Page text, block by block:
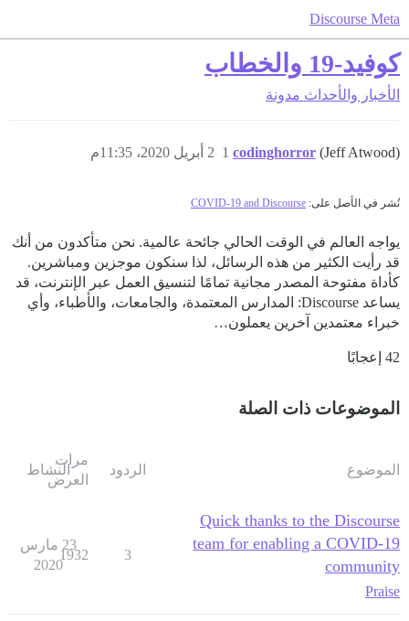
Discourse Meta
كوفيد-19 والخطاب
الأخبار والأحداث مدونة
codinghorror (Jeff Atwood) 2 أبريل 2020، 11:35م 1
نُشر في الأصل على: COVID-19 and Discourse
يواجه العالم في الوقت الحالي جائحة عالمية. نحن متأكدون من أنك
قد رأيت الكثير من هذه الرسائل، لذا سنكون موجزين ومباشرين.
كأداة مفتوحة المصدر مجانية تمامًا لتنسيق العمل عبر الإنترنت، قد
يساعد Discourse: المدارس المعتمدة، والجامعات، والأطباء، وأي
خبراء معتمدين آخرين يعملون…
42 إعجابًا
الموضوعات ذات الصلة
الموضوع الردود
مرات
العرض
النشاط
Quick thanks to the Discourse
team for enabling a COVID-19
community
Praise
3
1932
23 مارس
2020